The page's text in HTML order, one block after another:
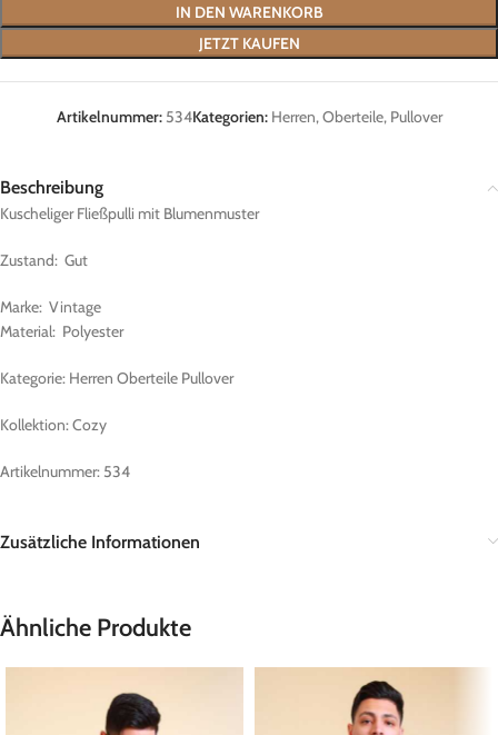
IN DEN WARENKORB
JETZT KAUFEN
Artikelnummer: 534Kategorien: Herren, Oberteile, Pullover
Beschreibung
Kuscheliger Fließpulli mit Blumenmuster
Zustand: Gut
Marke: Vintage
Material: Polyester
Kategorie: Herren Oberteile Pullover
Kollektion: Cozy
Artikelnummer: 534
Zusätzliche Informationen
Ähnliche Produkte